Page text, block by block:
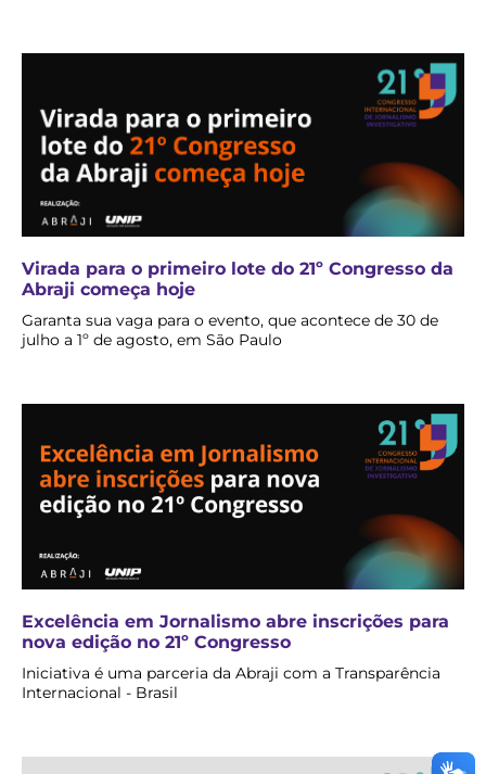
Virada para o primeiro lote do 21º Congresso da
Abraji começa hoje
Garanta sua vaga para o evento, que acontece de 30 de
julho a 1º de agosto, em São Paulo
Excelência em Jornalismo abre inscrições para
nova edição no 21º Congresso
Iniciativa é uma parceria da Abraji com a Transparência
Internacional - Brasil